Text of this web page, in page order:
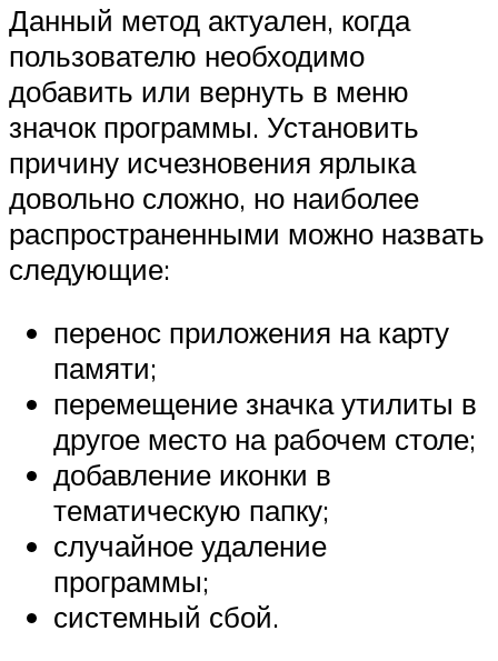
Данный метод актуален, когда
пользователю необходимо
добавить или вернуть в меню
значок программы. Установить
причину исчезновения ярлыка
довольно сложно, но наиболее
распространенными можно назвать
следующие:
перенос приложения на карту
памяти;
перемещение значка утилиты в
другое место на рабочем столе;
добавление иконки в
тематическую папку;
случайное удаление
программы;
системный сбой.